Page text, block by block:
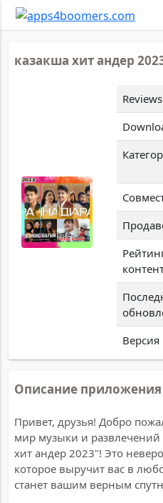
казакша хит андер
Reviews
Версия
Описание приложения
Привет, друзья! Добро
мир музыки и
хит андер 2023"! Это
которое выручит вас в
станет вашим верным